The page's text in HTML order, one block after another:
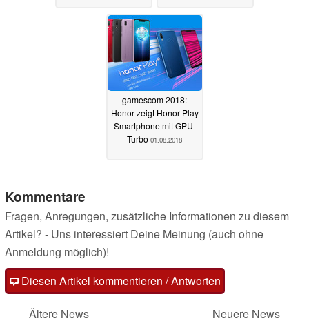
gamescom 2018:
Honor zeigt Honor Play
Smartphone mit GPU-
Turbo 01.08.2018
Kommentare
Fragen, Anregungen, zusätzliche Informationen zu diesem
Artikel? - Uns interessiert Deine Meinung (auch ohne
Anmeldung möglich)!
Diesen Artikel kommentieren / Antworten
Ältere News
Neuere News